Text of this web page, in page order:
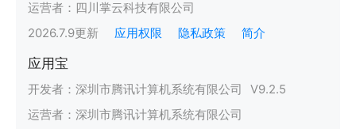
运营者： 四川掌云科技有限公司
2026.7.9更新 应用权限 隐私政策 简介
应用宝
开发者： 深圳市腾讯计算机系统有限公司 V9.2.5
运营者： 深圳市腾讯计算机系统有限公司